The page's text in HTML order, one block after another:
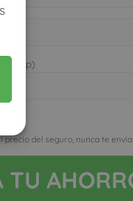
del seguro, nunca te
TU